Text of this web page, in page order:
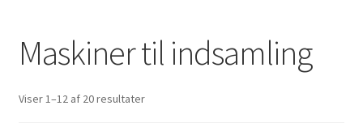
Søg
Maskiner til indsamling
Viser 1–12 af 20 resultater